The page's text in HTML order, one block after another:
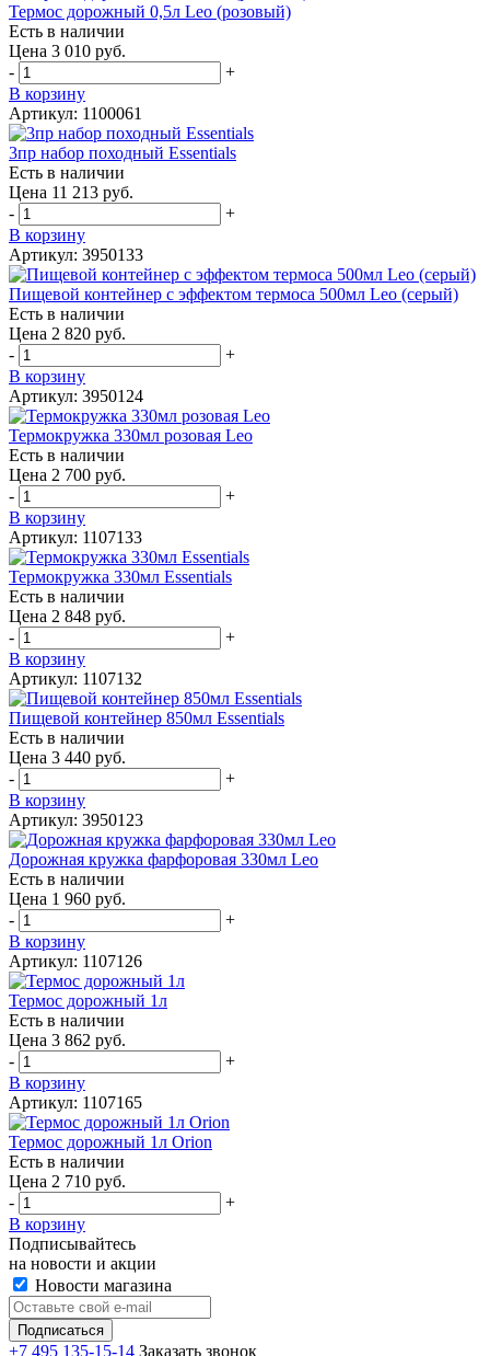
Термос дорожный 0,5л Leo (розовый)
Есть в наличии
Цена 3 010 руб.
-
+
В корзину
Артикул: 1100061
3пр набор походный Essentials
Есть в наличии
Цена 11 213 руб.
-
+
В корзину
Артикул: 3950133
Пищевой контейнер с эффектом термоса 500мл Leo (серый)
Есть в наличии
Цена 2 820 руб.
-
+
В корзину
Артикул: 3950124
Термокружка 330мл розовая Leo
Есть в наличии
Цена 2 700 руб.
-
+
В корзину
Артикул: 1107133
Термокружка 330мл Essentials
Есть в наличии
Цена 2 848 руб.
-
+
В корзину
Артикул: 1107132
Пищевой контейнер 850мл Essentials
Есть в наличии
Цена 3 440 руб.
-
+
В корзину
Артикул: 3950123
Дорожная кружка фарфоровая 330мл Leo
Есть в наличии
Цена 1 960 руб.
-
+
В корзину
Артикул: 1107126
Термос дорожный 1л
Есть в наличии
Цена 3 862 руб.
-
+
В корзину
Артикул: 1107165
Термос дорожный 1л Orion
Есть в наличии
Цена 2 710 руб.
-
+
В корзину
Подписывайтесь
на новости и акции
Новости магазина
+7 495 135-15-14 Заказать звонок